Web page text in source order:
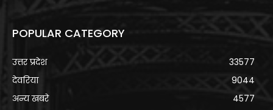
POPULAR CATEGORY
उत्तर प्रदेश
33577
देवरिया
9044
अन्य खबरे
4577